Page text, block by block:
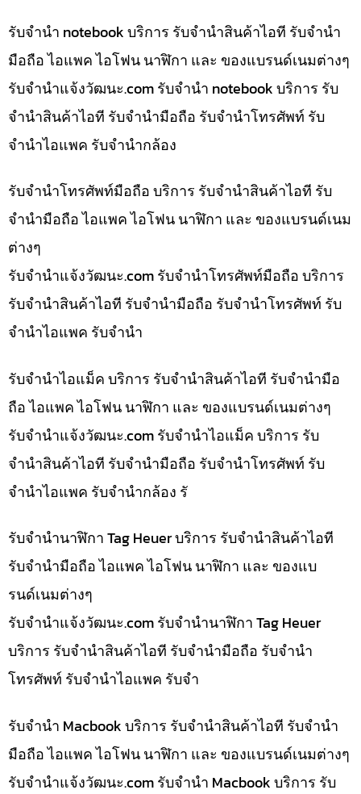
รับจำนำ notebook บริการ รับจำนำสินค้าไอที รับจำนำ
มือถือ ไอแพค ไอโฟน นาฬิกา และ ของแบรนด์เนมต่างๆ
รับจํานําแจ้งวัฒนะ.com รับจำนำ notebook บริการ รับ
จำนำสินค้าไอที รับจำนำมือถือ รับจำนำโทรศัพท์ รับ
จำนำไอแพค รับจำนำกล้อง
รับจำนำโทรศัพท์มือถือ บริการ รับจำนำสินค้าไอที รับ
จำนำมือถือ ไอแพค ไอโฟน นาฬิกา และ ของแบรนด์เนม
ต่างๆ
รับจํานําแจ้งวัฒนะ.com รับจำนำโทรศัพท์มือถือ บริการ
รับจำนำสินค้าไอที รับจำนำมือถือ รับจำนำโทรศัพท์ รับ
จำนำไอแพค รับจำนำ
รับจำนำไอแม็ค บริการ รับจำนำสินค้าไอที รับจำนำมือ
ถือ ไอแพค ไอโฟน นาฬิกา และ ของแบรนด์เนมต่างๆ
รับจํานําแจ้งวัฒนะ.com รับจำนำไอแม็ค บริการ รับ
จำนำสินค้าไอที รับจำนำมือถือ รับจำนำโทรศัพท์ รับ
จำนำไอแพค รับจำนำกล้อง รั
รับจำนำนาฬิกา Tag Heuer บริการ รับจำนำสินค้าไอที
รับจำนำมือถือ ไอแพค ไอโฟน นาฬิกา และ ของแบ
รนด์เนมต่างๆ
รับจํานําแจ้งวัฒนะ.com รับจำนำนาฬิกา Tag Heuer
บริการ รับจำนำสินค้าไอที รับจำนำมือถือ รับจำนำ
โทรศัพท์ รับจำนำไอแพค รับจำ
รับจำนำ Macbook บริการ รับจำนำสินค้าไอที รับจำนำ
มือถือ ไอแพค ไอโฟน นาฬิกา และ ของแบรนด์เนมต่างๆ
รับจํานําแจ้งวัฒนะ.com รับจำนำ Macbook บริการ รับ